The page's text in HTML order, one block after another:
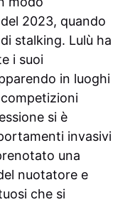
2023, quando
stalking. Lulù ha
i suoi
in luoghi
si è
invasivi
una
nuotatore e
che si